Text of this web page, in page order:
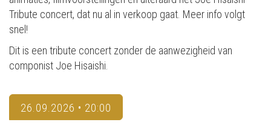
Tribute concert, dat nu al in verkoop gaat. Meer info volgt
snel!
Dit is een tribute concert zonder de aanwezigheid van
componist Joe Hisaishi.
26.09.2026 • 20:00